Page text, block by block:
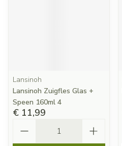
Lansinoh
Lansinoh Zuigfles Glas +
Speen 160ml 4
€ 11,99